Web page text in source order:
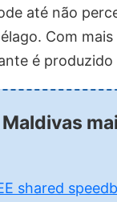
até não
Com
é produzido
shared